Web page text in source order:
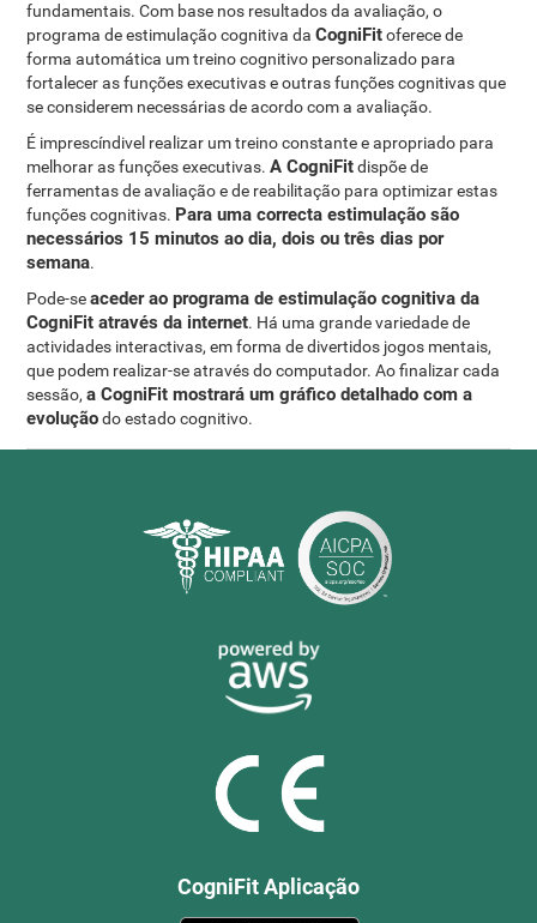
fundamentais. Com base nos resultados da avaliação, o
programa de estimulação cognitiva daCogniFitoferece de
forma automática um treino cognitivo personalizado para
fortalecer as funções executivas e outras funções cognitivas que
se considerem necessárias de acordo com a avaliação.
É imprescíndivel realizar um treino constante e apropriado para
melhorar as funções executivas.A CogniFitdispõe de
ferramentas de avaliação e de reabilitação para optimizar estas
funções cognitivas. Para uma correcta estimulação são
necessários 15 minutos ao dia, dois ou três dias por
semana.
Pode-seaceder ao programa de estimulação cognitiva da
CogniFit através da internet. Há uma grande variedade de
actividades interactivas, em forma de divertidos jogos mentais,
que podem realizar-se através do computador. Ao finalizar cada
sessão,a CogniFit mostrará um gráfico detalhado com a
evoluçãodo estado cognitivo.
CogniFit Aplicação